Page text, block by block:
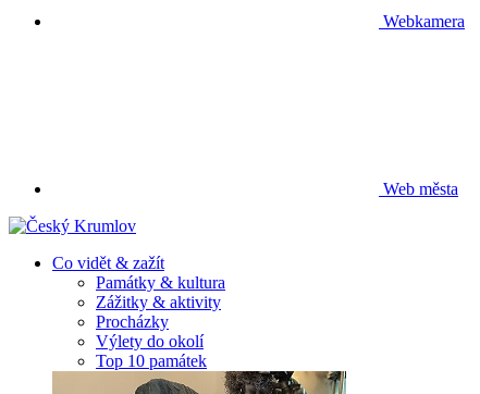
Webkamera
Web města
Co vidět & zažít
Památky & kultura
Zážitky & aktivity
Procházky
Výlety do okolí
Top 10 památek